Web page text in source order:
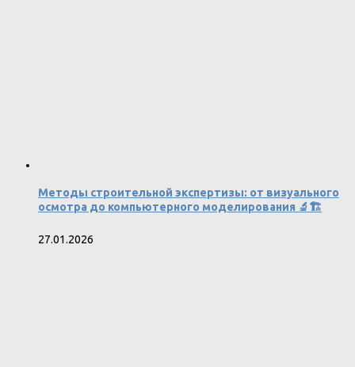
Методы строительной экспертизы: от визуального
осмотра до компьютерного моделирования 🔬🏗
27.01.2026